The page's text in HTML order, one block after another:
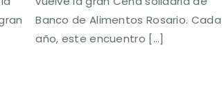
Banco de Alimentos Rosario. Cada
año, este encuentro […]